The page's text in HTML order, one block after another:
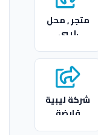
متجر , محل
،ليبي
شركة ليبية
قابضة